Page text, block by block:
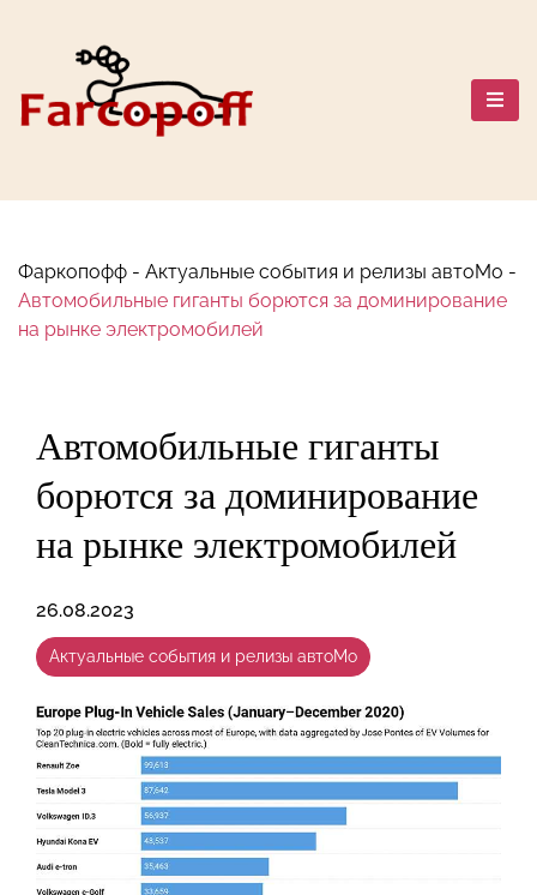
содержанию
Автомобильный мир: Марки,
Безопасность
Фаркопофф - Актуальные события и релизы автоМо -
Автомобильные гиганты борются за доминирование
на рынке электромобилей
Автомобильные гиганты
борются за доминирование
на рынке электромобилей
26.08.2023
Актуальные события и релизы автоМо